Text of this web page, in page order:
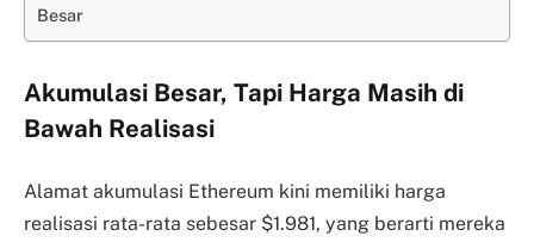
Besar
Akumulasi Besar, Tapi Harga Masih di
Bawah Realisasi
Alamat akumulasi Ethereum kini memiliki harga
realisasi rata-rata sebesar $1.981, yang berarti mereka